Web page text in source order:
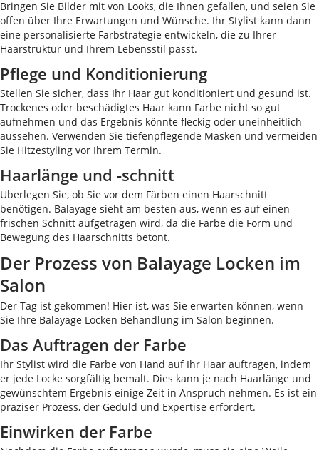
Bringen Sie Bilder mit von Looks, die Ihnen gefallen, und seien Sie
offen über Ihre Erwartungen und Wünsche. Ihr Stylist kann dann
eine personalisierte Farbstrategie entwickeln, die zu Ihrer
Haarstruktur und Ihrem Lebensstil passt.
Pflege und Konditionierung
Stellen Sie sicher, dass Ihr Haar gut konditioniert und gesund ist.
Trockenes oder beschädigtes Haar kann Farbe nicht so gut
aufnehmen und das Ergebnis könnte fleckig oder uneinheitlich
aussehen. Verwenden Sie tiefenpflegende Masken und vermeiden
Sie Hitzestyling vor Ihrem Termin.
Haarlänge und -schnitt
Überlegen Sie, ob Sie vor dem Färben einen Haarschnitt
benötigen. Balayage sieht am besten aus, wenn es auf einen
frischen Schnitt aufgetragen wird, da die Farbe die Form und
Bewegung des Haarschnitts betont.
Der Prozess von Balayage Locken im
Salon
Der Tag ist gekommen! Hier ist, was Sie erwarten können, wenn
Sie Ihre Balayage Locken Behandlung im Salon beginnen.
Das Auftragen der Farbe
Ihr Stylist wird die Farbe von Hand auf Ihr Haar auftragen, indem
er jede Locke sorgfältig bemalt. Dies kann je nach Haarlänge und
gewünschtem Ergebnis einige Zeit in Anspruch nehmen. Es ist ein
präziser Prozess, der Geduld und Expertise erfordert.
Einwirken der Farbe